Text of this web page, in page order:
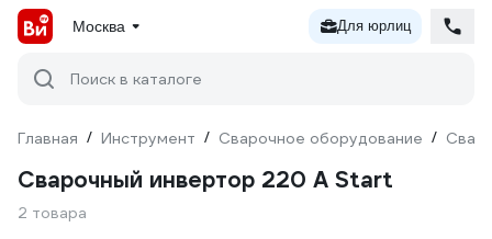
Москва Для юрлиц
Поиск в каталоге
Главная / Инструмент / Сварочное оборудование /
Сварочный инвертор 220 А Start
2 товара